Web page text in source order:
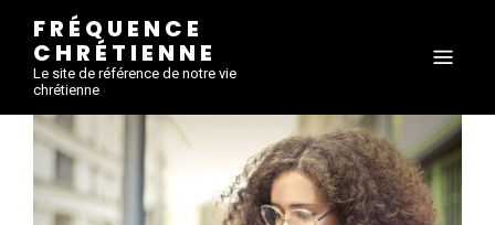
FRÉQUENCE
CHRÉTIENNE
Le site de référence de notre vie
chrétienne